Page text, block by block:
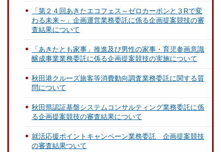
「第２４回あきたエコフェス～ゼロカーボンと３Rで変
わる未来～」企画運営業務委託に係る企画提案競技の審
査結果について
「あきたとも家事」推進及び男性の家事・育児参画意識
醸成事業業務委託に係る企画提案競技の実施について
秋田港クルーズ旅客等消費動向調査業務委託に関する質
問について
秋田県認証基盤システムコンサルティング業務委託に係
る企画提案競技の審査結果について
就活応援ポイントキャンペーン業務委託 企画提案競技
の審査結果ついて